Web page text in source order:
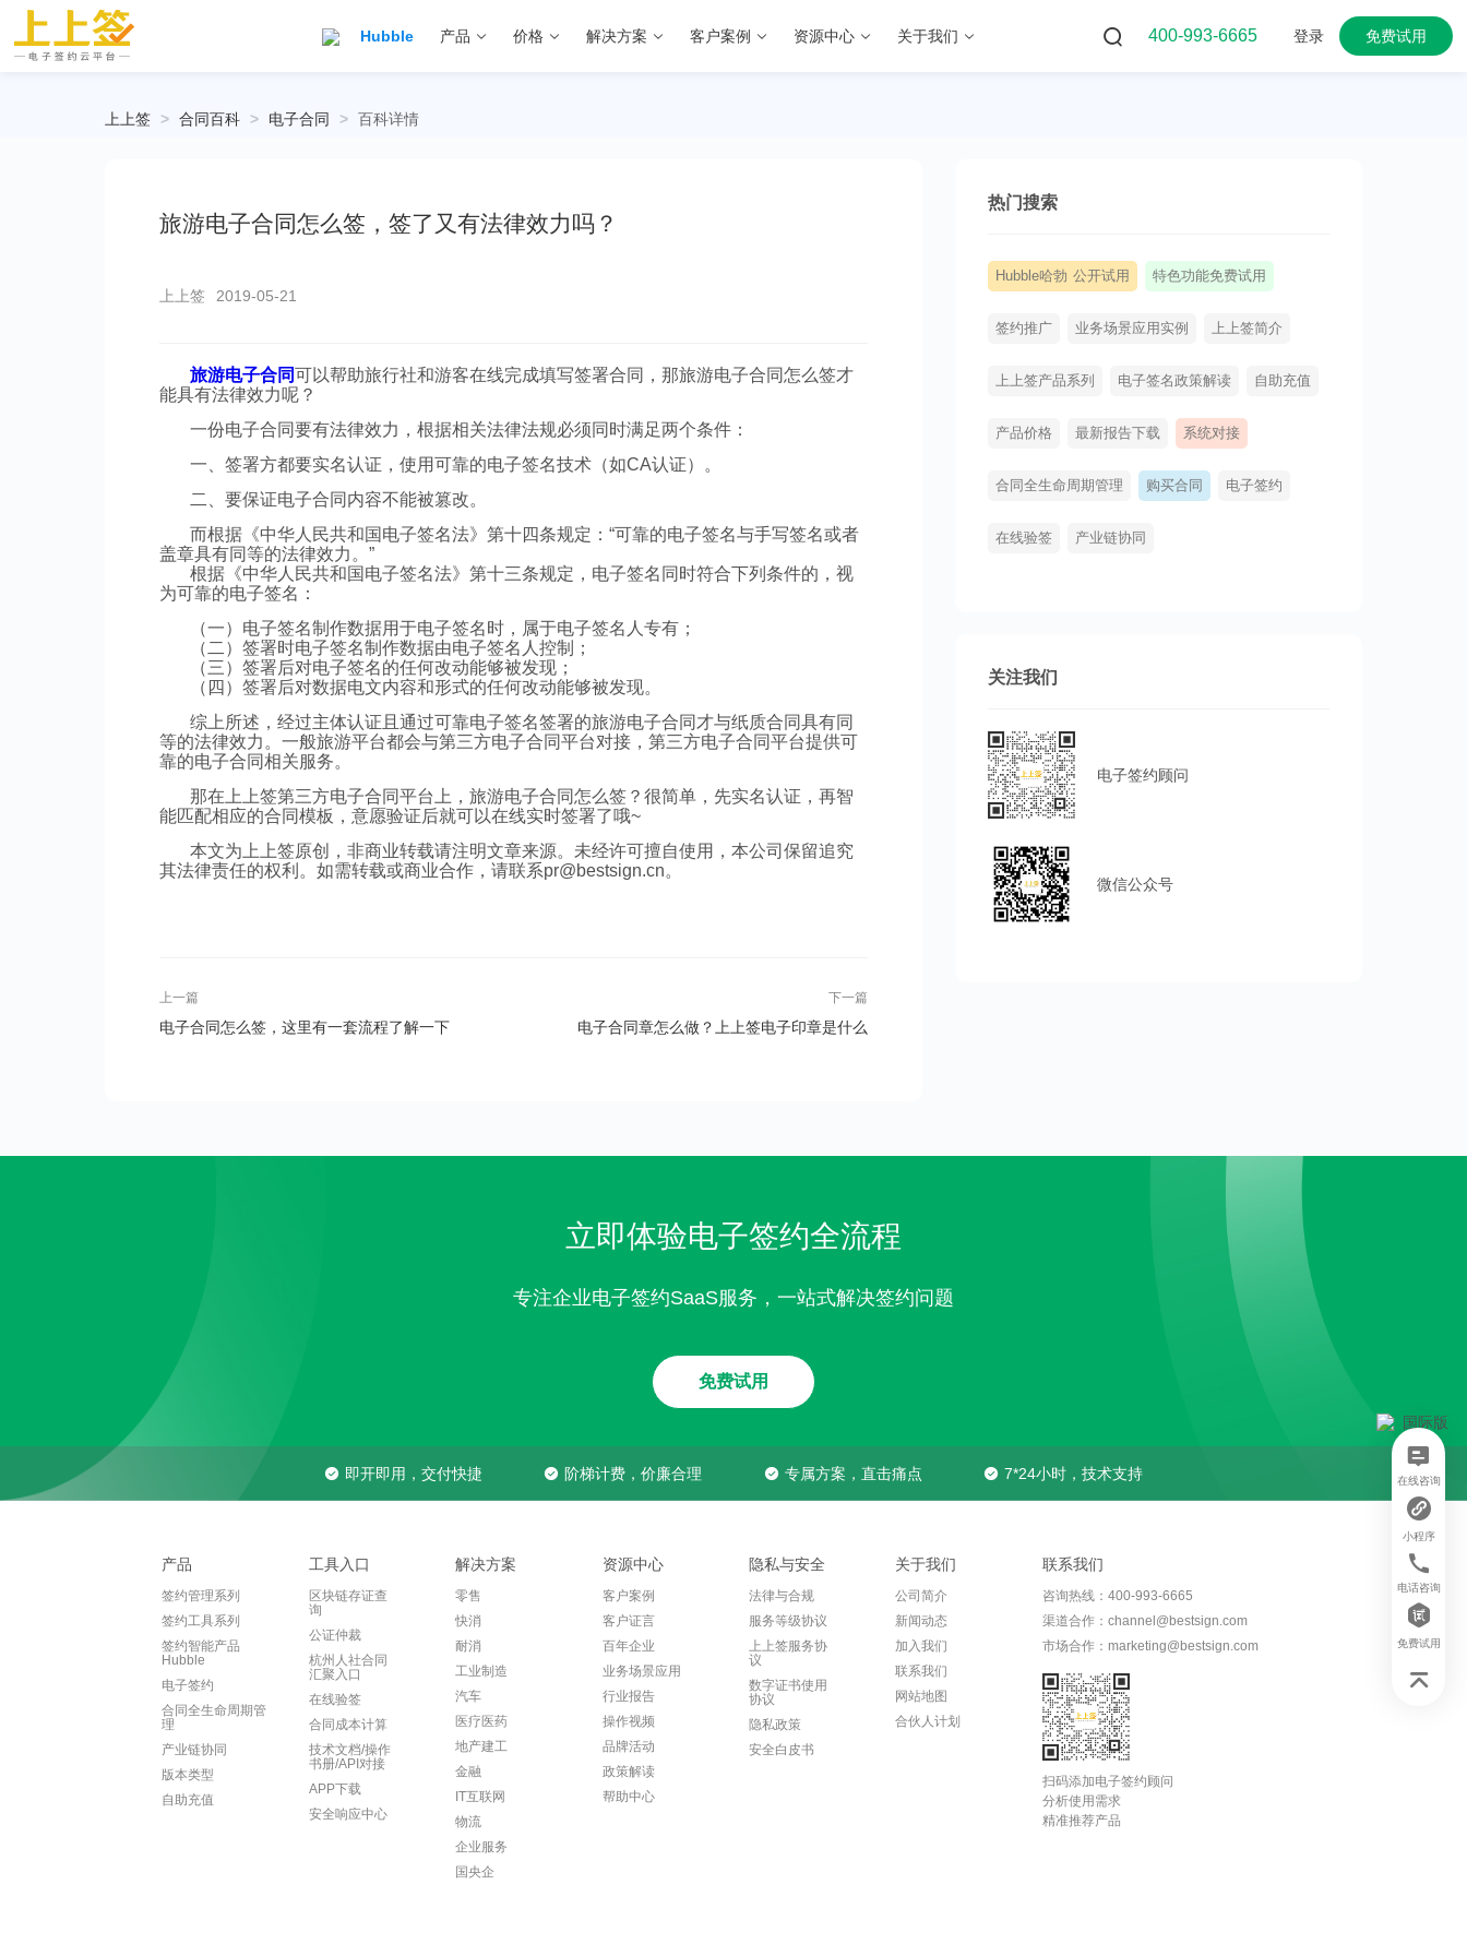
Hubble 产品 价格 解决方案 客户案例 资源中心 关于我们 400-993-6665 登录 免费试用
上上签 > 合同百科 > 电子合同 > 百科详情
旅游电子合同怎么签，签了又有法律效力吗？
上上签 2019-05-21
旅游电子合同可以帮助旅行社和游客在线完成填写签署合同，那旅游电子合同怎么签才
能具有法律效力呢？
一份电子合同要有法律效力，根据相关法律法规必须同时满足两个条件：
一、签署方都要实名认证，使用可靠的电子签名技术（如CA认证）。
二、要保证电子合同内容不能被篡改。
而根据《中华人民共和国电子签名法》第十四条规定：“可靠的电子签名与手写签名或者
盖章具有同等的法律效力。”
根据《中华人民共和国电子签名法》第十三条规定，电子签名同时符合下列条件的，视
为可靠的电子签名：
（一）电子签名制作数据用于电子签名时，属于电子签名人专有；
（二）签署时电子签名制作数据由电子签名人控制；
（三）签署后对电子签名的任何改动能够被发现；
（四）签署后对数据电文内容和形式的任何改动能够被发现。
综上所述，经过主体认证且通过可靠电子签名签署的旅游电子合同才与纸质合同具有同
等的法律效力。一般旅游平台都会与第三方电子合同平台对接，第三方电子合同平台提供可
靠的电子合同相关服务。
那在上上签第三方电子合同平台上，旅游电子合同怎么签？很简单，先实名认证，再智
能匹配相应的合同模板，意愿验证后就可以在线实时签署了哦~
本文为上上签原创，非商业转载请注明文章来源。未经许可擅自使用，本公司保留追究
其法律责任的权利。如需转载或商业合作，请联系pr@bestsign.cn。
上一篇
电子合同怎么签，这里有一套流程了解一下
下一篇
电子合同章怎么做？上上签电子印章是什么
热门搜索
Hubble哈勃 公开试用 特色功能免费试用
签约推广 业务场景应用实例 上上签简介
上上签产品系列 电子签名政策解读 自助充值
产品价格 最新报告下载 系统对接
合同全生命周期管理 购买合同 电子签约
在线验签 产业链协同
关注我们
电子签约顾问
微信公众号
立即体验电子签约全流程
专注企业电子签约SaaS服务，一站式解决签约问题
免费试用
即开即用，交付快捷 阶梯计费，价廉合理 专属方案，直击痛点 7*24小时，技术支持
产品
签约管理系列
签约工具系列
签约智能产品
Hubble
电子签约
合同全生命周期管
理
产业链协同
版本类型
自助充值
工具入口
区块链存证查
询
公证仲裁
杭州人社合同
汇聚入口
在线验签
合同成本计算
技术文档/操作
书册/API对接
APP下载
安全响应中心
解决方案
零售
快消
耐消
工业制造
汽车
医疗医药
地产建工
金融
IT互联网
物流
企业服务
国央企
资源中心
客户案例
客户证言
百年企业
业务场景应用
行业报告
操作视频
品牌活动
政策解读
帮助中心
隐私与安全
法律与合规
服务等级协议
上上签服务协
议
数字证书使用
协议
隐私政策
安全白皮书
关于我们
公司简介
新闻动态
加入我们
联系我们
网站地图
合伙人计划
联系我们
咨询热线：400-993-6665
渠道合作：channel@bestsign.com
市场合作：marketing@bestsign.com
扫码添加电子签约顾问
分析使用需求
精准推荐产品
在线咨询
小程序
电话咨询
免费试用